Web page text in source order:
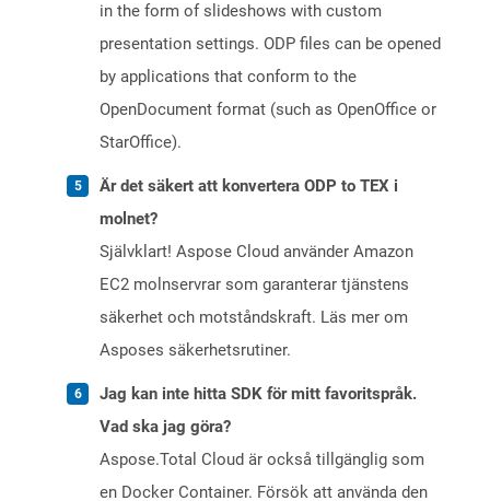
in the form of slideshows with custom
presentation settings. ODP files can be opened
by applications that conform to the
OpenDocument format (such as OpenOffice or
StarOffice).
Är det säkert att konvertera ODP to TEX i
molnet?
Självklart! Aspose Cloud använder Amazon
EC2 molnservrar som garanterar tjänstens
säkerhet och motståndskraft. Läs mer om
Asposes säkerhetsrutiner.
Jag kan inte hitta SDK för mitt favoritspråk.
Vad ska jag göra?
Aspose.Total Cloud är också tillgänglig som
en Docker Container. Försök att använda den